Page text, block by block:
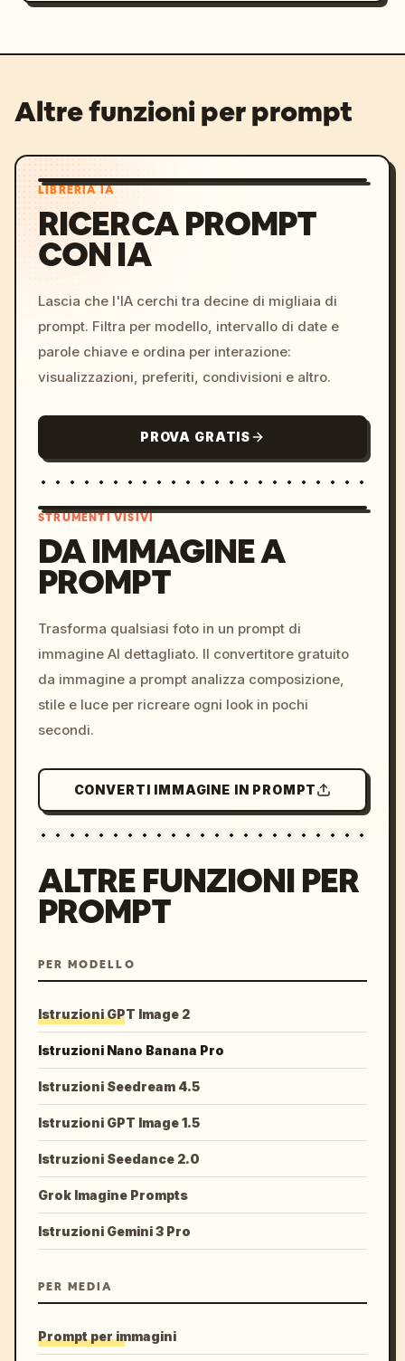
Altre funzioni per prompt
LIBRERIA IA
RICERCA PROMPT
CON IA
Lascia che l'IA cerchi tra decine di migliaia di
prompt. Filtra per modello, intervallo di date e
parole chiave e ordina per interazione:
visualizzazioni, preferiti, condivisioni e altro.
PROVA GRATIS
colors, 8k --v 6.0
STRUMENTI VISIVI
DA IMMAGINE A
PROMPT
Trasforma qualsiasi foto in un prompt di
immagine AI dettagliato. Il convertitore gratuito
da immagine a prompt analizza composizione,
stile e luce per ricreare ogni look in pochi
secondi.
CONVERTI IMMAGINE IN PROMPT
ALTRE FUNZIONI PER
PROMPT
PER MODELLO
Istruzioni GPT Image 2
Istruzioni Nano Banana Pro
Istruzioni Seedream 4.5
Istruzioni GPT Image 1.5
Istruzioni Seedance 2.0
Grok Imagine Prompts
Istruzioni Gemini 3 Pro
PER MEDIA
Prompt per immagini